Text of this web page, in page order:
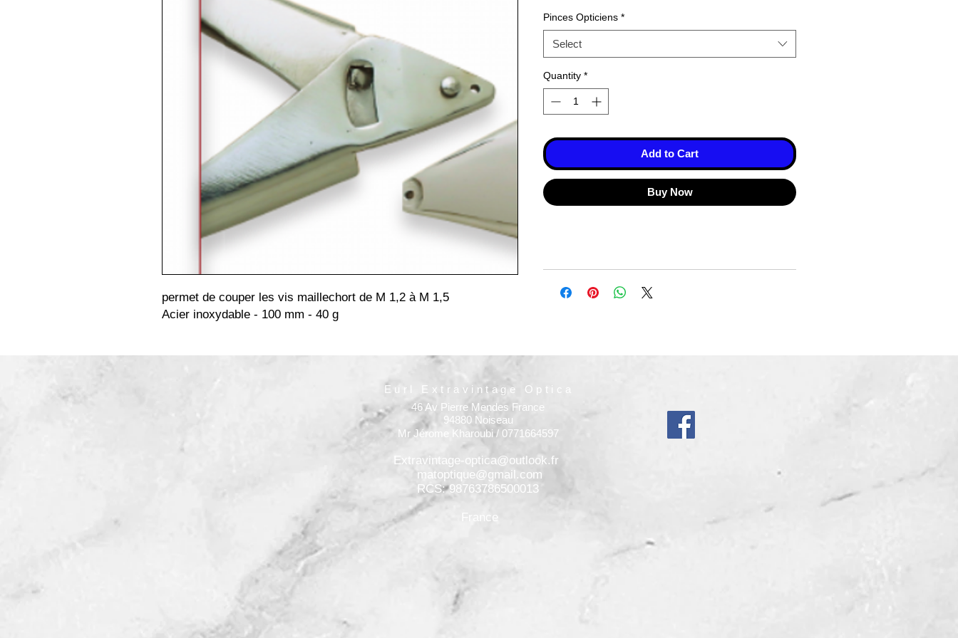
permet de couper les vis maillechort de M 1,2 à M 1,5
Acier inoxydable - 100 mm - 40 g
Pinces Opticiens *
Select
Quantity *
Add to Cart
Buy Now
Eurl Extravintage Optica
46 Av Pierre Mendes France
94880 Noiseau
Mr Jérome Kharoubi / 0771664597
Extravintage-optica@outlook.fr
matoptique@gmail.com
RCS: 98763786500013
France